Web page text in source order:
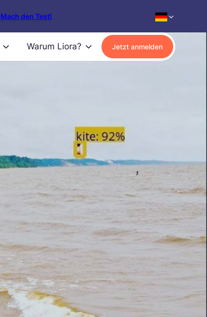
Mach den Test!
Warum Liora? Jetzt anmelden